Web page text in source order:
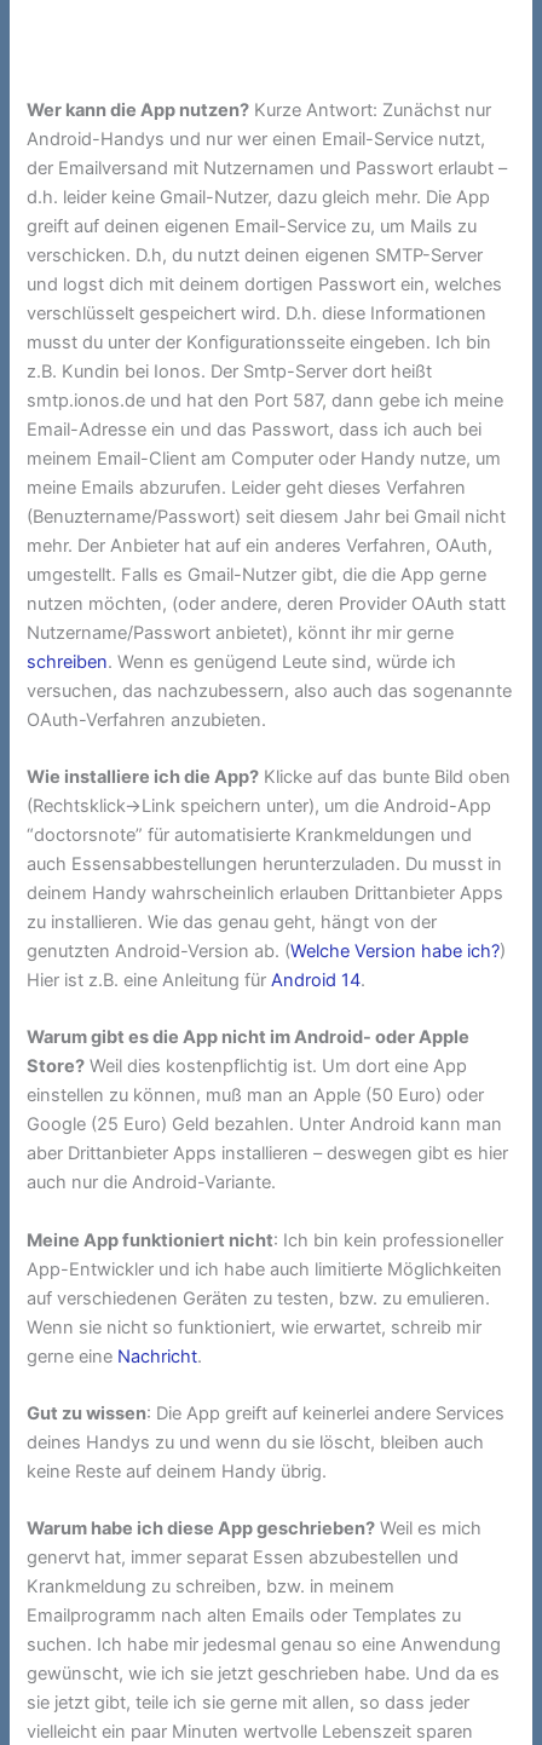
Wer kann die App nutzen? Kurze Antwort: Zunächst nur
Android-Handys und nur wer einen Email-Service nutzt,
der Emailversand mit Nutzernamen und Passwort erlaubt –
d.h. leider keine Gmail-Nutzer, dazu gleich mehr. Die App
greift auf deinen eigenen Email-Service zu, um Mails zu
verschicken. D.h, du nutzt deinen eigenen SMTP-Server
und logst dich mit deinem dortigen Passwort ein, welches
verschlüsselt gespeichert wird. D.h. diese Informationen
musst du unter der Konfigurationsseite eingeben. Ich bin
z.B. Kundin bei Ionos. Der Smtp-Server dort heißt
smtp.ionos.de und hat den Port 587, dann gebe ich meine
Email-Adresse ein und das Passwort, dass ich auch bei
meinem Email-Client am Computer oder Handy nutze, um
meine Emails abzurufen. Leider geht dieses Verfahren
(Benuztername/Passwort) seit diesem Jahr bei Gmail nicht
mehr. Der Anbieter hat auf ein anderes Verfahren, OAuth,
umgestellt. Falls es Gmail-Nutzer gibt, die die App gerne
nutzen möchten, (oder andere, deren Provider OAuth statt
Nutzername/Passwort anbietet), könnt ihr mir gerne
schreiben. Wenn es genügend Leute sind, würde ich
versuchen, das nachzubessern, also auch das sogenannte
OAuth-Verfahren anzubieten.
Wie installiere ich die App? Klicke auf das bunte Bild oben
(Rechtsklick->Link speichern unter), um die Android-App
“doctorsnote” für automatisierte Krankmeldungen und
auch Essensabbestellungen herunterzuladen. Du musst in
deinem Handy wahrscheinlich erlauben Drittanbieter Apps
zu installieren. Wie das genau geht, hängt von der
genutzten Android-Version ab. (Welche Version habe ich?)
Hier ist z.B. eine Anleitung fürAndroid 14.
Warum gibt es die App nicht im Android- oder Apple
Store? Weil dies kostenpflichtig ist. Um dort eine App
einstellen zu können, muß man an Apple (50 Euro) oder
Google (25 Euro) Geld bezahlen. Unter Android kann man
aber Drittanbieter Apps installieren – deswegen gibt es hier
auch nur die Android-Variante.
Meine App funktioniert nicht: Ich bin kein professioneller
App-Entwickler und ich habe auch limitierte Möglichkeiten
auf verschiedenen Geräten zu testen, bzw. zu emulieren.
Wenn sie nicht so funktioniert, wie erwartet, schreib mir
gerne eine Nachricht.
Gut zu wissen: Die App greift auf keinerlei andere Services
deines Handys zu und wenn du sie löscht, bleiben auch
keine Reste auf deinem Handy übrig.
Warum habe ich diese App geschrieben? Weil es mich
genervt hat, immer separat Essen abzubestellen und
Krankmeldung zu schreiben, bzw. in meinem
Emailprogramm nach alten Emails oder Templates zu
suchen. Ich habe mir jedesmal genau so eine Anwendung
gewünscht, wie ich sie jetzt geschrieben habe. Und da es
sie jetzt gibt, teile ich sie gerne mit allen, so dass jeder
vielleicht ein paar Minuten wertvolle Lebenszeit sparen